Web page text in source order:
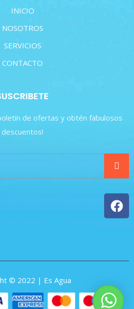
INICIO
NOSOTROS
SERVICIOS
CONTACTO
de ofertas y obtén fabulosos
descuentos!
© 2022 | Es Agua